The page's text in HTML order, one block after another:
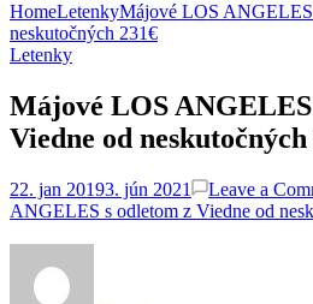
HomeLetenkyMájové LOS
neskutočných 231€
Letenky
Májové LOS
Viedne od neskutočných
22. jan 20193. jún 2021 Leave a
ANGELES s odletom z Viedne od